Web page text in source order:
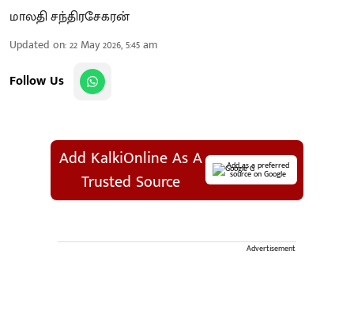
மாலதி சந்திரசேகரன்
Updated on:22 May 2026, 5:45 am
Follow Us
Add KalkiOnline As A
Trusted Source
Add as a preferred
source on Google
Advertisement